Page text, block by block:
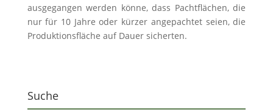
ausgegangen werden könne, dass Pachtflächen, die
nur für 10 Jahre oder kürzer angepachtet seien, die
Produktionsfläche auf Dauer sicherten.
Suche